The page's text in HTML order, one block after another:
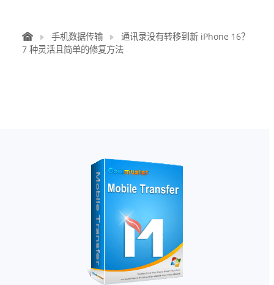
手机数据传输
通讯录没有转移到新 iPhone 16？
7 种灵活且简单的修复方法